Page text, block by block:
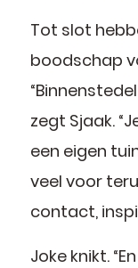
Tot slot
boodschap
zegt Sjaak.
een eigen
veel voor
contact,
Joke knikt.